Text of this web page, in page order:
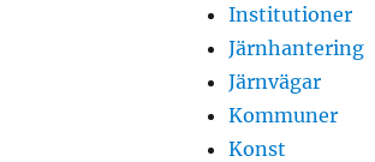
Institutioner
Järnhantering
Järnvägar
Kommuner
Konst